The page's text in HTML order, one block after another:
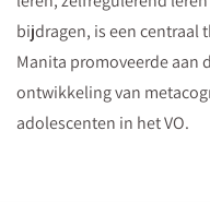
bijdragen, is een centraal
Manita promoveerde aan
ontwikkeling van
adolescenten in het VO.